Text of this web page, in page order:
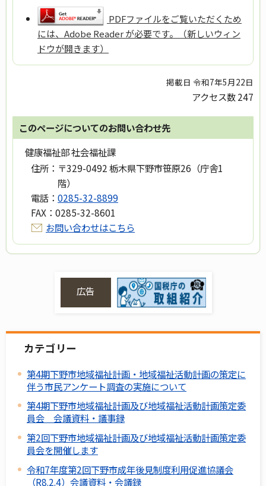
PDFファイルをご覧いただくため
には、Adobe Reader が必要です。（新しいウィン
ドウが開きます）
掲載日 令和7年5月22日
アクセス数247
このページについてのお問い合わせ先
健康福祉部 社会福祉課
住所： 〒329-0492 栃木県下野市笹原26（庁舎1
階）
電話： 0285-32-8899
FAX： 0285-32-8601
お問い合わせはこちら
広告
カテゴリー
第4期下野市地域福祉計画・地域福祉活動計画の策定に
伴う市民アンケート調査の実施について
第4期下野市地域福祉計画及び地域福祉活動計画策定委
員会 会議資料・議事録
第2回下野市地域福祉計画及び地域福祉活動計画策定委
員会を開催します
令和7年度第2回下野市成年後見制度利用促進協議会
（R8.2.4）会議資料・会議録